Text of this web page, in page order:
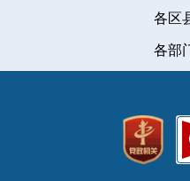
伊犁哈
博尔塔
昌吉
乌
各区
高新技术
沙
各部
科
工业